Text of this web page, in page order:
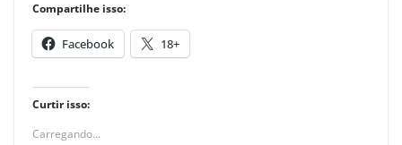
Compartilhe isso:
Facebook 18+
Curtir isso:
Carregando...